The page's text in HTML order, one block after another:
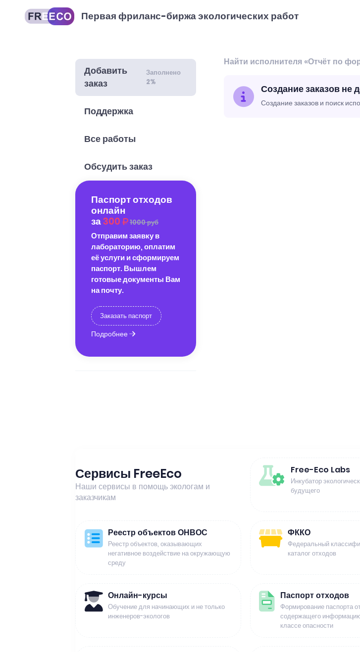
Первая фриланс-биржа экологических работ
Добавить
заказ
Заполнено
2%
Поддержка
Все работы
Обсудить заказ
Паспорт отходов
онлайн
за300 1000 руб
Отправим заявку в
лабораторию, оплатим
её услуги и сформируем
паспорт. Вышлем
готовые документы Вам
на почту.
Заказать паспорт
Подробнее
Найти исполнителя «Отчёт по
Создание заказов не
Создание заказов и поиск
Сервисы FreeEco
Наши сервисы в помощь экологам и
заказчикам
Free-Eco Labs
Инкубатор
будущего
Реестр объектов ОНВОС
Реестр объектов, оказывающих
негативное воздействие на окружающую
среду
ФККО
Федеральный
каталог отходов
Онлайн-курсы
Обучение для начинающих и не только
инженеров-экологов
Паспорт отходов
Формирование паспорта
содержащего
классе опасности